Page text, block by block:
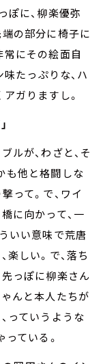
ぽに、柳楽優弥
の部分に椅子に
にその絵面自
たっぷりな、ハ
ガりますし。
ルが、わざと、そ
他と格闘しな
って。で、ワイ
に向かって、一
いい意味で荒唐
しい。で、落ち
っぽに柳楽さん
んと本人たちが
っていうような
っている。